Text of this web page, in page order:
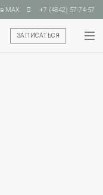
MAX +7 (4842) 57-74-57
ЗАПИСАТЬСЯ